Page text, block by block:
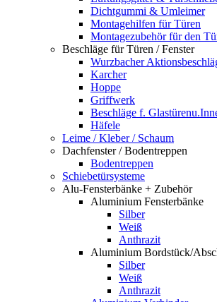
Dichtgummi & Umleimer
Montagehilfen für Türen
Montagezubehör für den
Beschläge für Türen / Fenster
Wurzbacher
Karcher
Hoppe
Griffwerk
Beschläge f.
Häfele
Leime / Kleber / Schaum
Dachfenster / Bodentreppen
Bodentreppen
Schiebetürsysteme
Alu-Fensterbänke + Zubehör
Aluminium Fensterbänke
Silber
Weiß
Anthrazit
Aluminium Bordstück/
Silber
Weiß
Anthrazit